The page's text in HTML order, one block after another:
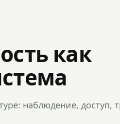
как
наблюдение, доступ,